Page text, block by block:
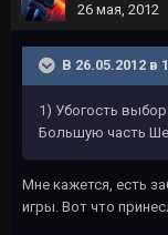
26 мая, 2012
В 26.05.2012 в
1) Убогость
Большую часть
Мне кажется, есть
игры. Вот что